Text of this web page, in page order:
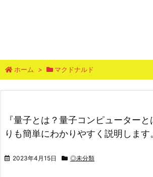
ホーム > マクドナルド
『量子とは？量子コンピューター
りも簡単にわかりやすく説明します
2023年4月15日 ◎未分類